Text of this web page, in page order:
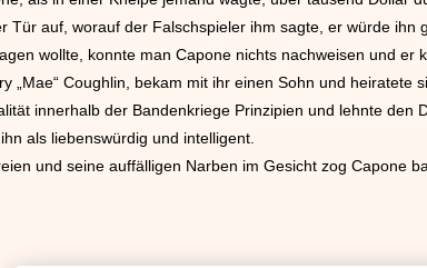
Tür auf, worauf der Falschspieler ihm sagte, er würde
wollte, konnte man Capone nichts nachweisen und er
„Mae“ Coughlin, bekam mit ihr einen Sohn und
innerhalb der Bandenkriege Prinzipien und lehnte
als liebenswürdig und intelligent.
und seine auffälligen Narben im Gesicht zog Capone